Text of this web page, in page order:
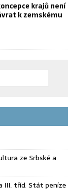
krajů není
k zemskému
ze Srbské a
III. tříd. Stát peníze